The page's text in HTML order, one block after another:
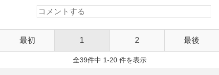
最初 1 2 最後
全39件中 1-20 件を表示